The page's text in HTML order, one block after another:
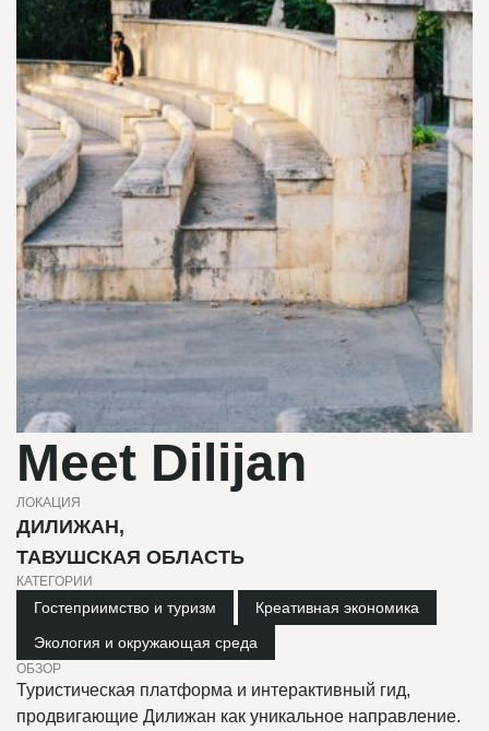
Meet Dilijan
ЛОКАЦИЯ
ДИЛИЖАН,
ТАВУШСКАЯ ОБЛАСТЬ
КАТЕГОРИИ
Гостеприимство и туризм Креативная экономика
Экология и окружающая среда
ОБЗОР
Туристическая платформа и интерактивный гид,
продвигающие Дилижан как уникальное направление.